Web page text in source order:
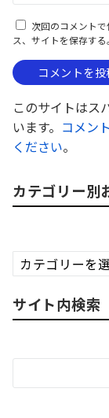
次回のコメント
ス、サイトを保存する。
このサイトはス
います。 コメン
ください。
カテゴリー別
カ
テ
リ
ー
お
立
サイト内検索